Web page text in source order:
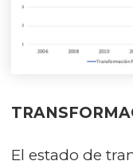
El estado de